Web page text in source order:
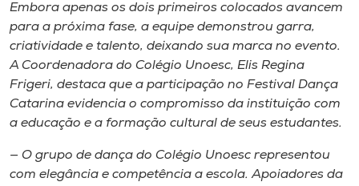
Embora apenas os dois primeiros colocados avancem
para a próxima fase, a equipe demonstrou garra,
criatividade e talento, deixando sua marca no evento.
A Coordenadora do Colégio Unoesc, Elis Regina
Frigeri, destaca que a participação no Festival Dança
Catarina evidencia o compromisso da instituição com
a educação e a formação cultural de seus estudantes.
— O grupo de dança do Colégio Unoesc representou
com elegância e competência a escola. Apoiadores da